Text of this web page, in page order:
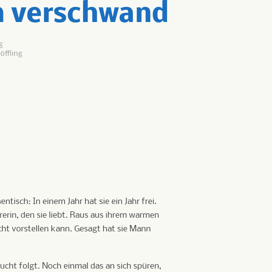
verschwand
In einem Jahr hat sie ein Jahr frei.
den sie liebt. Raus aus ihrem warmen
vorstellen kann. Gesagt hat sie Mann
folgt. Noch einmal das an sich spüren,